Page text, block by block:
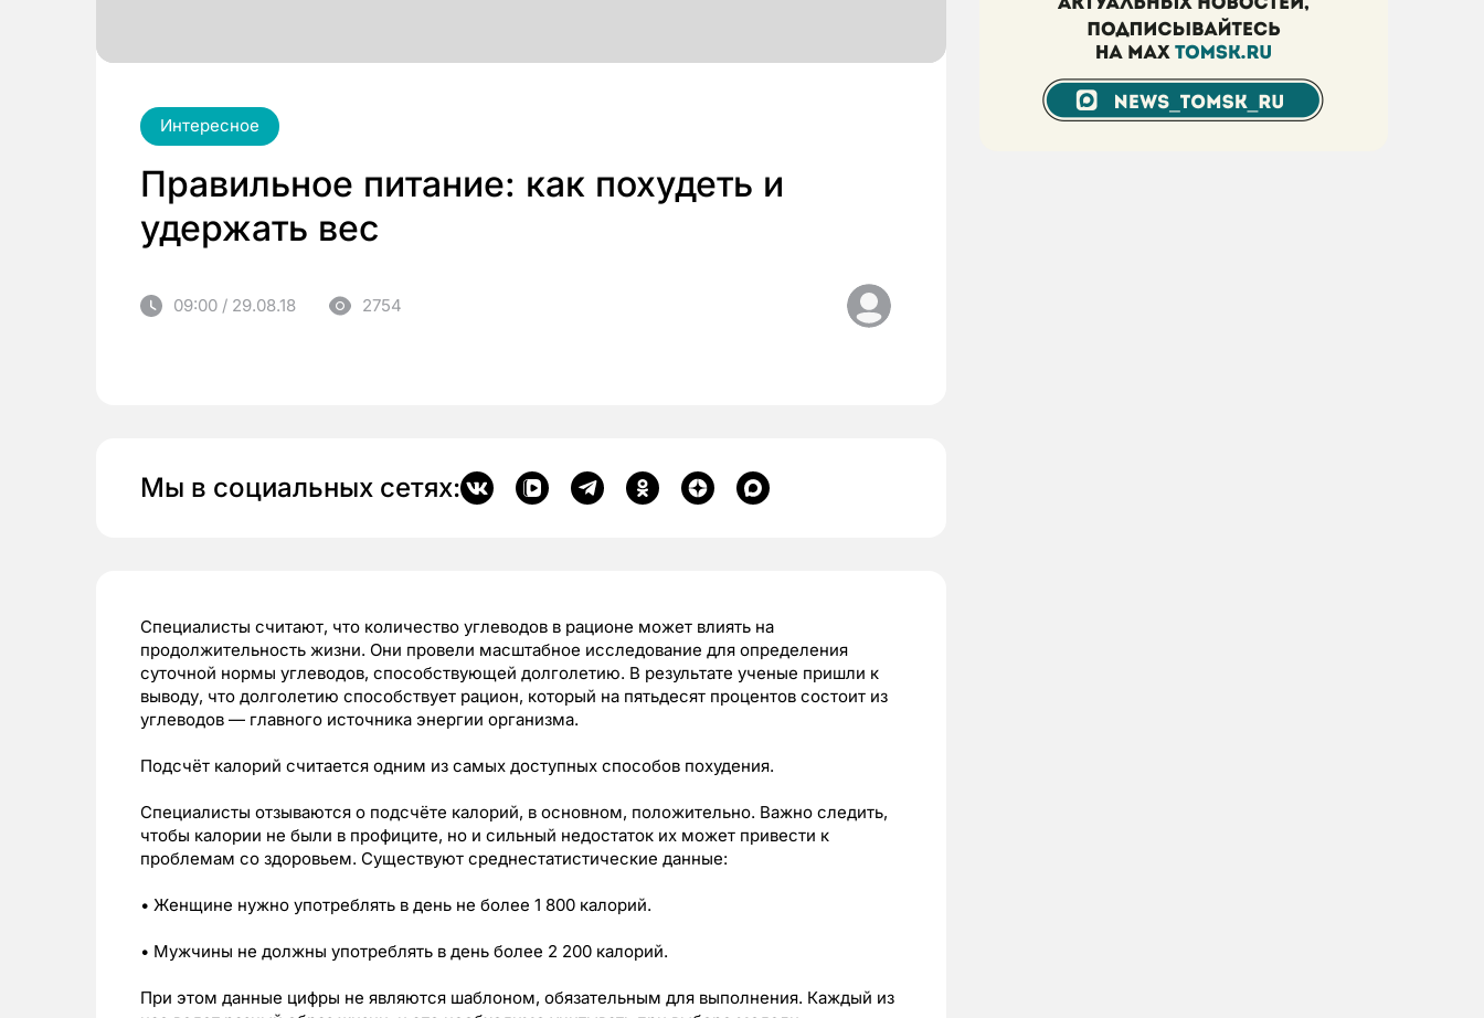
Интересное
Правильное питание: как похудеть и
удержать вес
09:00 / 29.08.18 2754
Мы в социальных сетях:
Специалисты считают, что количество углеводов в рационе может влиять на
продолжительность жизни. Они провели масштабное исследование для определения
суточной нормы углеводов, способствующей долголетию. В результате ученые пришли к
выводу, что долголетию способствует рацион, который на пятьдесят процентов состоит из
углеводов — главного источника энергии организма.
Подсчёт калорий считается одним из самых доступных способов похудения.
Специалисты отзываются о подсчёте калорий, в основном, положительно. Важно следить,
чтобы калории не были в профиците, но и сильный недостаток их может привести к
проблемам со здоровьем. Существуют среднестатистические данные:
• Женщине нужно употреблять в день не более 1 800 калорий.
• Мужчины не должны употреблять в день более 2 200 калорий.
При этом данные цифры не являются шаблоном, обязательным для выполнения. Каждый из